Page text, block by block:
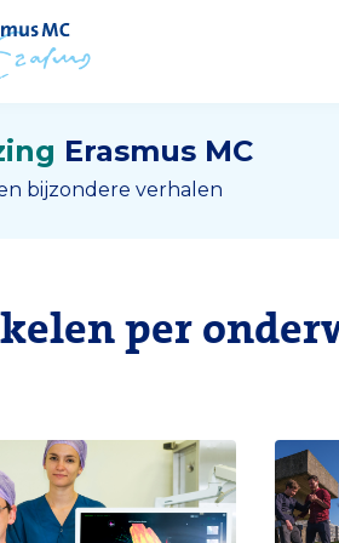
Erasmus MC
bijzondere verhalen
per